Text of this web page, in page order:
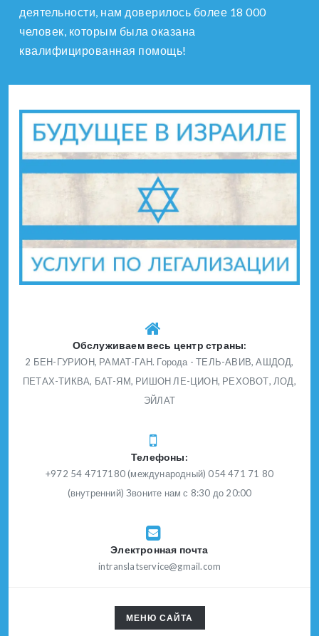
деятельности, нам доверилось более 18 000
человек, которым была оказана
квалифицированная помощь!
Обслуживаем весь центр страны:
2 БЕН-ГУРИОН, РАМАТ-ГАН. Города - ТЕЛЬ-АВИВ, АШДОД,
ПЕТАХ-ТИКВА, БАТ-ЯМ, РИШОН ЛЕ-ЦИОН, РЕХОВОТ, ЛОД,
ЭЙЛАТ
Телефоны:
+972 54 4717180 (международный) 054 471 71 80
(внутренний) Звоните нам с 8:30 до 20:00
Электронная почта
intranslatservice@gmail.com
TOGGLE
NAVIGATION
МЕНЮ САЙТА